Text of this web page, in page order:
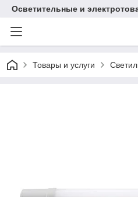
Осветительные и
Товары и услуги